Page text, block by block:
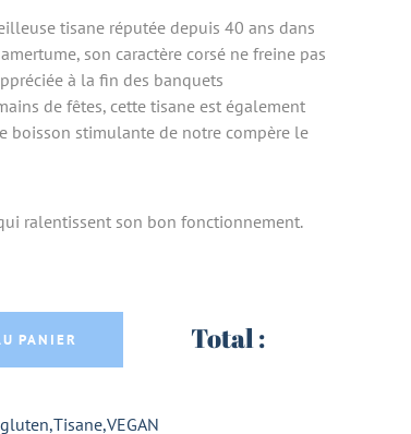
tisane réputée depuis 40 ans dans
son caractère corsé ne freine pas
à la fin des banquets
de fêtes, cette tisane est également
boisson stimulante de notre compère le
ralentissent son bon fonctionnement.
DU FOIE - LE COMPTOIR
PANIER Total :
,Tisane,VEGAN